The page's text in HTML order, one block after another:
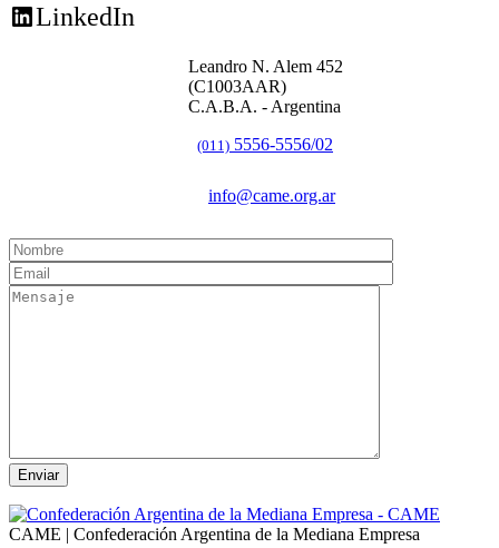
LinkedIn
Leandro N. Alem 452
(C1003AAR)
C.A.B.A. - Argentina
(011) 5556-5556/02
info@came.org.ar
CAME | Confederación Argentina de la Mediana Empresa